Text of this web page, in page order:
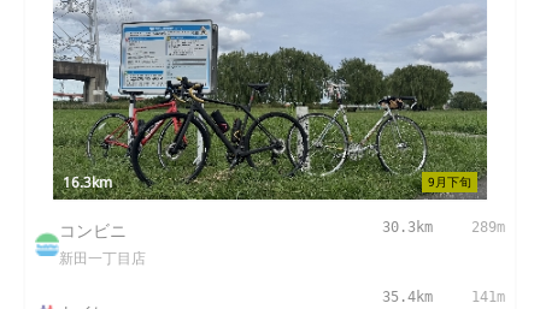
9月下旬
16.3km
コンビニ
新田一丁目店
30.3km 289m
35.4km 141m